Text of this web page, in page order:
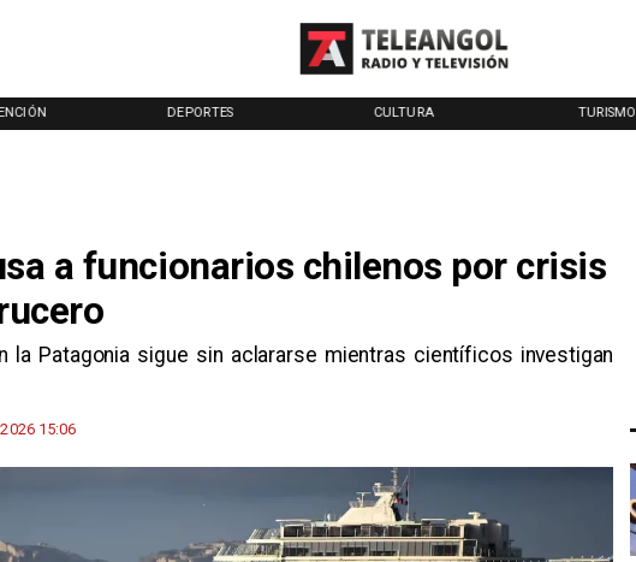
DEPORTES CULTURA TURISMO
a funcionarios chilenos por crisis
la Patagonia sigue sin aclararse mientras científicos investigan
15:06